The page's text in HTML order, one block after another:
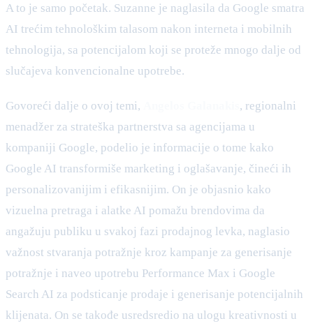
A to je samo početak. Suzanne je naglasila da Google smatra
AI trećim tehnološkim talasom nakon interneta i mobilnih
tehnologija, sa potencijalom koji se proteže mnogo dalje od
slučajeva konvencionalne upotrebe.
Govoreći dalje o ovoj temi,
, regionalni
menadžer za strateška partnerstva sa agencijama u
kompaniji Google, podelio je informacije o tome kako
Google AI transformiše marketing i oglašavanje, čineći ih
personalizovanijim i efikasnijim. On je objasnio kako
vizuelna pretraga i alatke AI pomažu brendovima da
angažuju publiku u svakoj fazi prodajnog levka, naglasio
važnost stvaranja potražnje kroz kampanje za generisanje
potražnje i naveo upotrebu Performance Max i Google
Search AI za podsticanje prodaje i generisanje potencijalnih
klijenata. On se takođe usredsredio na ulogu kreativnosti u